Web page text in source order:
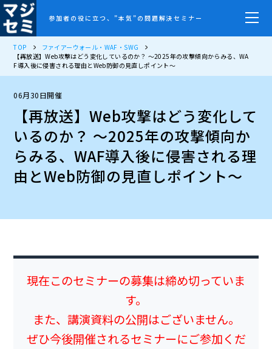
参加者の役に立つ、”本気”の問題解決セミナー
TOP
ファイアーウォール・WAF・SWG
【再放送】Web攻撃はどう変化しているのか？ ～2025年の攻撃傾向からみる、WA
F導入後に侵害される理由とWeb防御の見直しポイント～
06月30日開催
【再放送】Web攻撃はどう変化して
いるのか？ ～2025年の攻撃傾向か
らみる、WAF導入後に侵害される理
由とWeb防御の見直しポイント～
現在このセミナーの募集は締め切っていま
す。
また、講演資料の公開はございません。
ぜひ今後開催されるセミナーにご参加くだ